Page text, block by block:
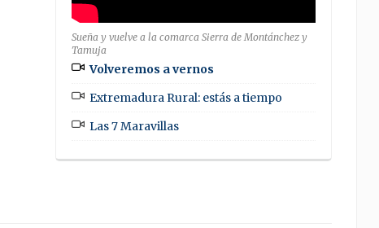
Sueña y vuelve a la comarca Sierra de Montánchez y
Tamuja
Volveremos a vernos
Extremadura Rural: estás a tiempo
Las 7 Maravillas